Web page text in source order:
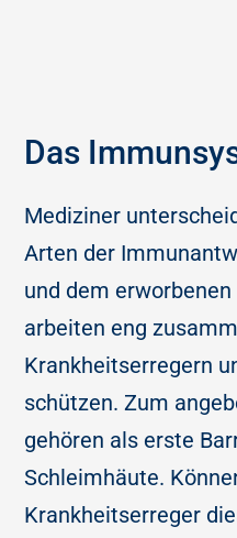
Das
Mediziner
Arten der
und dem
arbeiten eng
Krankheitserregern
schützen. Zum
gehören als erste
Schleimhäute.
Krankheitserreger